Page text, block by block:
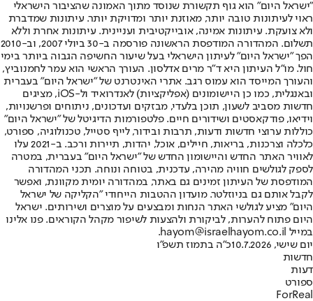
"ישראל היום" הוא גוף תקשורת שנוסד מתוך האמונה שהציבור הישראלי
ראוי לעיתונות טובה יותר, מאוזנת יותר ומדויקת יותר. עיתונות שמדברת
ולא צועקת. עיתונות אמינה, אובייקטיבית ועניינית. עיתונות אחרת וללא
תשלום. המהדורה המודפסת הראשונה פורסמה ב-30 ביולי 2007, וב-2010
הפך "ישראל היום" לעיתון הישראלי בעל שיעור החשיפה הגבוה ביותר בימי
חול. מו"ל העיתון היא ד"ר מרים אדלסון. העורך הראשי הוא עמר לחמנוביץ,
והעורך המייסד הוא עמוס רגב. אתרי האינטרנט של "ישראל היום" בעברית
ובאנגלית, כמו כן היישומונים (אפליקציות) לאנדרואיד ול-iOS, מציגים
חדשות מסביב לשעון, תוכן בלעדי, מבזקים ועדכונים, ניתוחים ופרשנויות,
וידיאו, פודקאסטים ושידורים חיים. פלטפורמות הדיגיטל של "ישראל היום"
כוללות ערוצי חדשות ודעות, תרבות ובידור, לייף סטייל, טכנולוגיה, ספורט,
כלכלה וצרכנות, בריאות, חיילים, אוכל, יהדות, תיירות ורכב. ב-2021 עלו
לאוויר האתר החדש והיישומון החדש של "ישראל היום" בעברית, במטרה
לספק לגולשים חוויה מהירה, עדכנית, בטוחה ונוחה. תכני המהדורה
המודפסת של העיתון זמינים גם באתר, במהדורה יומית מקוונת, ואפשר
לקבל אותם גם בניוזלטר. מועדון ההטבות הייחודי "הקליקה של ישראל
היום" מציע לגולשי האתר הנחות ומבצעים על מוצרים ושירותים. ישראל
היום פתוח להערות, לביקורת ולהצעות לשיפור מקהל הקוראים. פנו אלינו
במייל hayom@israelhayom.co.il.
יום שישי, 10.7.2026
כ"ה בתמוז תשפ"ו
חדשות
דעות
ספורט
ForReal